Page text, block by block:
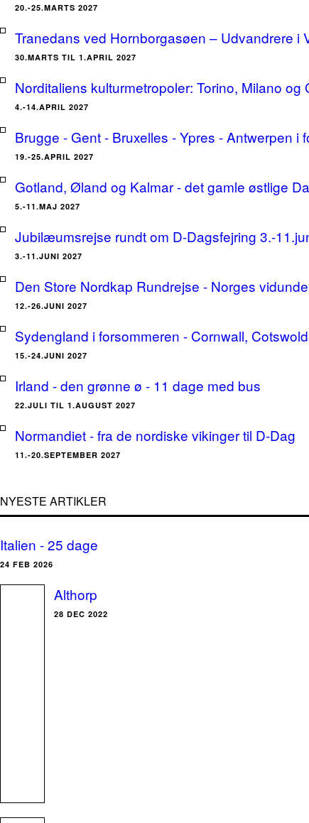
20.-25.MARTS 2027
Tranedans ved Hornborgasøen – Udvandrere
30.MARTS TIL 1.APRIL 2027
Norditaliens kulturmetropoler: Torino, Milano
4.-14.APRIL 2027
Brugge - Gent - Bruxelles - Ypres - Antwerpen i
19.-25.APRIL 2027
Gotland, Øland og Kalmar - det gamle østlige
5.-11.MAJ 2027
Jubilæumsrejse rundt om D-Dagsfejring 3.-
3.-11.JUNI 2027
Den Store Nordkap Rundrejse - Norges
12.-26.JUNI 2027
Sydengland i forsommeren - Cornwall,
15.-24.JUNI 2027
Irland - den grønne ø - 11 dage med bus
22.JULI TIL 1.AUGUST 2027
Normandiet - fra de nordiske vikinger til D-Dag
11.-20.SEPTEMBER 2027
NYESTE ARTIKLER
Italien - 25 dage
24 FEB 2026
Althorp
28 DEC 2022